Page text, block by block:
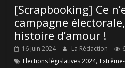
[Scrapbooking] Ce
campagne
histoire d’amour !
16 juin 2024 La Rédaction
Elections législatives 2024,